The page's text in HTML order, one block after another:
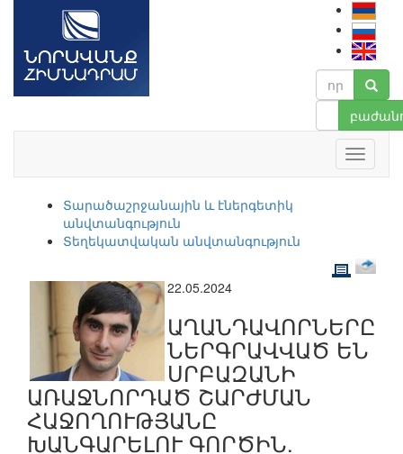
Տարածաշրջանային և էներգետիկ
անվտանգություն
Տեղեկատվական անվտանգություն
22.05.2024
ԱՂԱՆԴԱՎՈՐՆԵՐԸ
ՆԵՐԳՐԱՎՎԱԾ ԵՆ
ՍՐԲԱԶԱՆԻ
ԱՌԱՋՆՈՐԴԱԾ ՇԱՐԺՄԱՆ
ՀԱՋՈՂՈՒԹՅԱՆԸ
ԽԱՆԳԱՐԵԼՈՒ ԳՈՐԾԻՆ.